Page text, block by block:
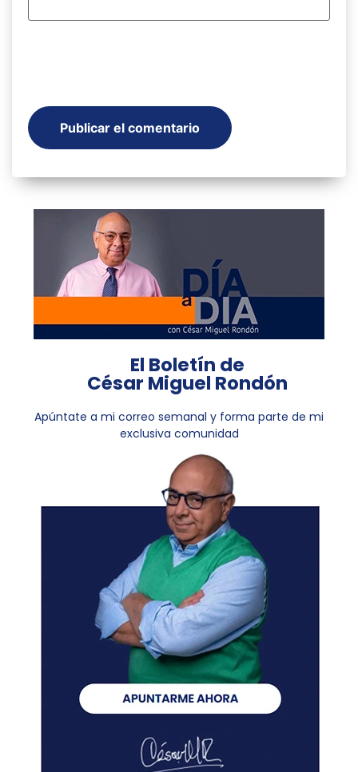
El Boletín de
César Miguel Rondón
Apúntate a mi correo semanal y forma parte de mi
exclusiva comunidad